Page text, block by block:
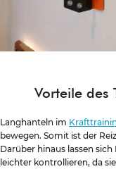
Vorteile des
Langhanteln im
bewegen. Somit ist der
Darüber hinaus lassen
leichter kontrollieren, da